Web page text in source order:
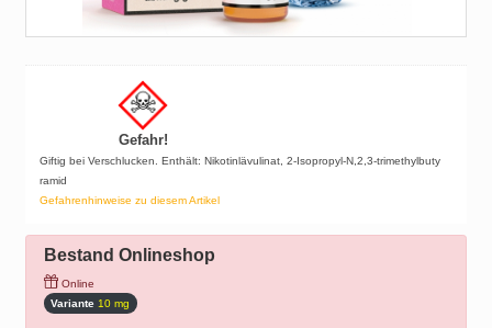
Gefahr!
Giftig bei Verschlucken. Enthält: Nikotinlävulinat, 2-Isopropyl-N,2,3-trimethylbuty
ramid
Gefahrenhinweise zu diesem Artikel
Bestand Onlineshop
Online
Variante 10 mg